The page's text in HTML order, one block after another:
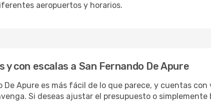
aeropuertos y horarios.
con escalas a San Fernando De Apure
De Apure es más fácil de lo que parece, y cuentas
Si deseas ajustar el presupuesto o